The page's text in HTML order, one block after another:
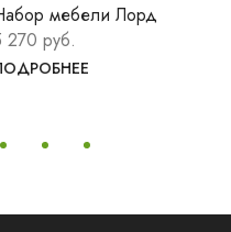
мебели Лорд
270 руб.